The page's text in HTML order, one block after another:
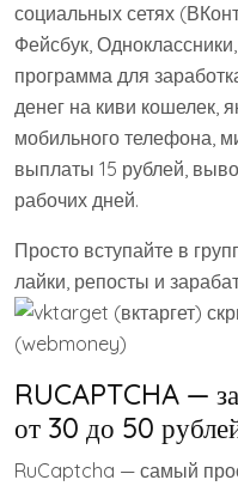
социальных сетях
Фейсбук,
программа для
денег на киви кошелек,
мобильного телефона,
выплаты 15 рублей,
рабочих дней.
Просто вступайте в
лайки, репосты и
RUCAPTCHA —
от 30 до 50
RuCaptcha — самый